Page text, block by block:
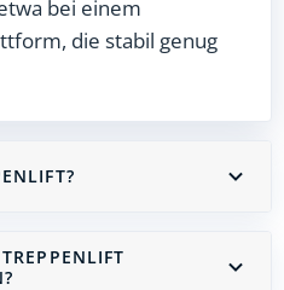
bei einem
die stabil genug